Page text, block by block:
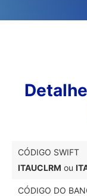
CÓDIGO SWIFT
ITAUCLRM ou
CÓDIGO DO